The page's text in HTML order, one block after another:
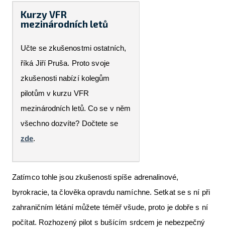
Kurzy VFR
mezinárodních letů
Učte se zkušenostmi ostatních,
říká Jiří Pruša. Proto svoje
zkušenosti nabízí kolegům
pilotům v kurzu VFR
mezinárodních letů. Co se v něm
všechno dozvíte? Dočtete se
zde.
Zatímco tohle jsou zkušenosti spíše adrenalinové,
byrokracie, ta člověka opravdu namíchne. Setkat se s ní při
zahraničním létání můžete téměř všude, proto je dobře s ní
počítat. Rozhozený pilot s bušícím srdcem je nebezpečný